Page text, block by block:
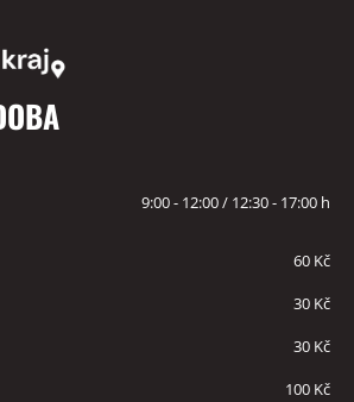
9:00 - 12:00 / 12:30 - 17:00 h
60 Kč
30 Kč
30 Kč
100 Kč